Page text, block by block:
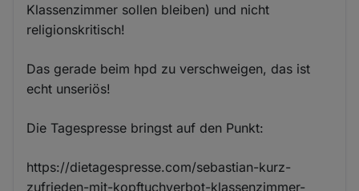
Klassenzimmer sollen bleiben) und nicht
religionskritisch!
Das gerade beim hpd zu verschweigen, das ist
echt unseriös!
Die Tagespresse bringst auf den Punkt:
https://dietagespresse.com/sebastian-kurz-
zufrieden-mit-kopftuchverbot-klassenzimmer-